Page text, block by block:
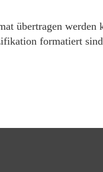
übertragen werden
formatiert